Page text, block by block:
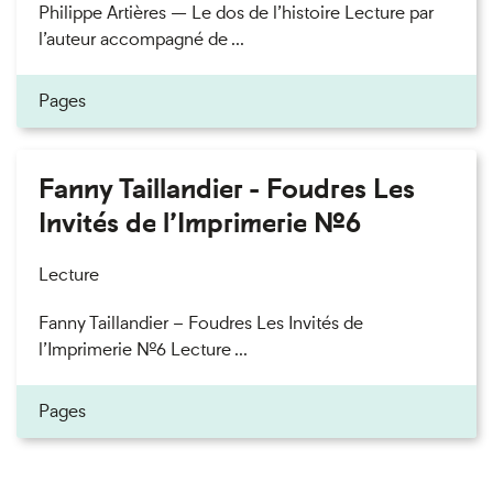
Philippe Artières — Le dos de l’histoire Lecture par
l’auteur accompagné de ...
Pages
Fanny Taillandier - Foudres Les
Invités de l’Imprimerie n°6
Lecture
Fanny Taillandier – Foudres Les Invités de
l’Imprimerie n°6 Lecture ...
Pages